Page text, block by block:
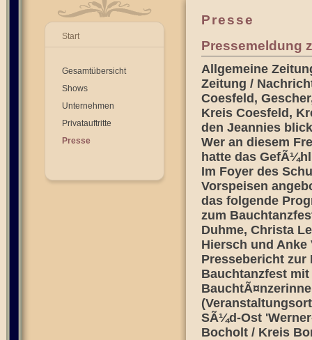
Start
Gesamtübersicht
Shows
Unternehmen
Privatauftritte
Presse
Presse
Pressemeldung
Allgemeine
Zeitung /
Coesfeld,
Kreis Coesfeld,
den Jeannies
Wer an diesem
hatte das
Im Foyer des
Vorspeisen
das folgende
zum
Duhme, Christa
Hiersch und Anke
Pressebericht zur
Bauchtanzfest
SÃ¼d-Ost
Bocholt / Kreis